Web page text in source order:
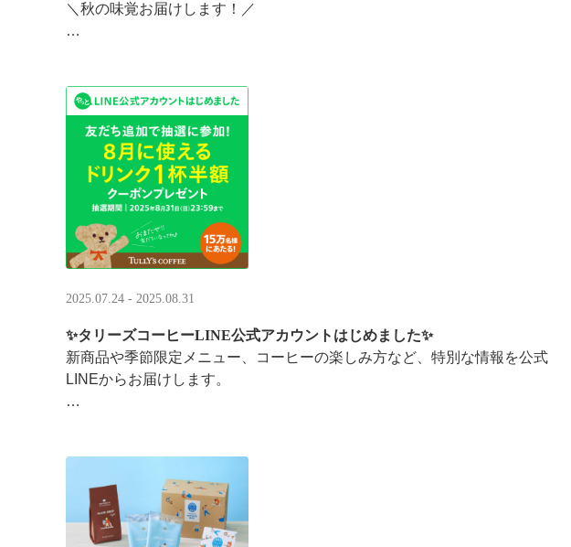
＼秋の味覚お届けします！／
実りの秋らしいほっこりフードも続々登場です♪
涼しい店内で一足早い秋の訪 ···
2025.07.24 - 2025.08.31
✨タリーズコーヒーLINE公式アカウントはじめました✨
新商品や季節限定メニュー、コーヒーの楽しみ方など、特別な情報を公式
LINEからお届けします。